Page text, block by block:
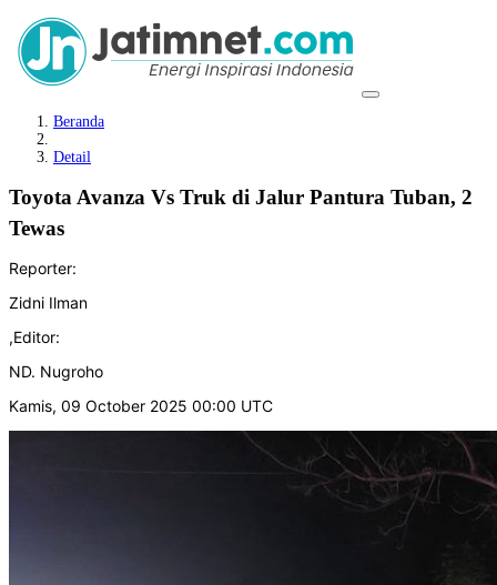
Beranda
Detail
Toyota Avanza Vs Truk di Jalur Pantura Tuban, 2
Tewas
Reporter:
Zidni Ilman
,Editor:
ND. Nugroho
Kamis, 09 October 2025 00:00 UTC